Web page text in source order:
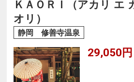
ＫＡＯＲＩ（アカリ エ
オリ）
静岡 修善寺温泉
29,050